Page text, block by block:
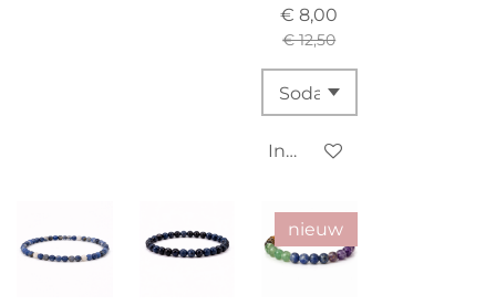
€ 8,00
€ 12,50
In winkelwagen
nieuw